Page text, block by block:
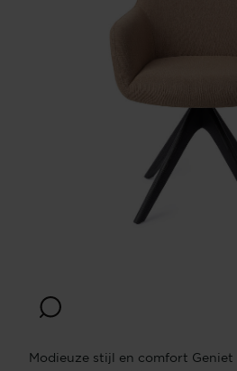
Modieuze stijl en comfort Geniet